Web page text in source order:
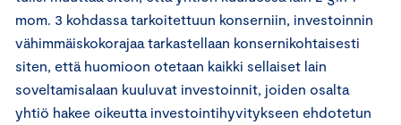
mom. 3 kohdassa tarkoitettuun konserniin, investoinnin
vähimmäiskokorajaa tarkastellaan konsernikohtaisesti
siten, että huomioon otetaan kaikki sellaiset lain
soveltamisalaan kuuluvat investoinnit, joiden osalta
yhtiö hakee oikeutta investointihyvitykseen ehdotetun